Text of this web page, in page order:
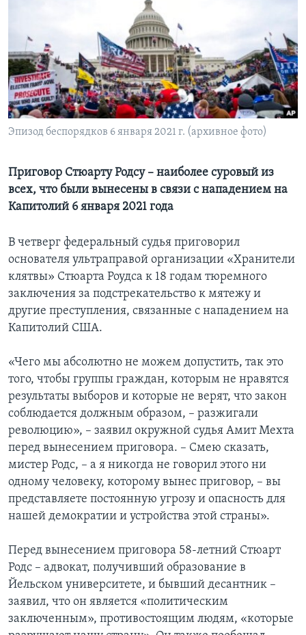
СОЦИАЛЬНЫЕ СЕТИ
Языки
Эпизод беспорядков 6 января 2021 г. (архивное фото)
Приговор Стюарту Родсу – наиболее суровый из
всех, что были вынесены в связи с нападением на
Капитолий 6 января 2021 года
В четверг федеральный судья приговорил
основателя ультраправой организации «Хранители
клятвы» Стюарта Роудса к 18 годам тюремного
заключения за подстрекательство к мятежу и
другие преступления, связанные с нападением на
Капитолий США.
«Чего мы абсолютно не можем допустить, так это
того, чтобы группы граждан, которым не нравятся
результаты выборов и которые не верят, что закон
соблюдается должным образом, – разжигали
революцию», – заявил окружной судья Амит Мехта
перед вынесением приговора. – Смею сказать,
мистер Родс, – а я никогда не говорил этого ни
одному человеку, которому вынес приговор, – вы
представляете постоянную угрозу и опасность для
нашей демократии и устройства этой страны».
Перед вынесением приговора 58-летний Стюарт
Родс – адвокат, получивший образование в
Йельском университете, и бывший десантник –
заявил, что он является «политическим
заключенным», противостоящим людям, «которые